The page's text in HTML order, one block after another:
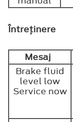
Întreţinere
Mesaj
Brake fluid
level low
Service now